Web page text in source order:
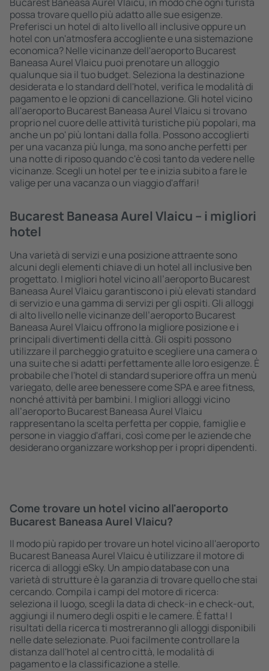
possa trovare quello più adatto alle sue esigenze.
Preferisci un hotel di alto livello all inclusive oppure un
hotel con un'atmosfera accogliente e una sistemazione
economica? Nelle vicinanze dell'aeroporto Bucarest
Baneasa Aurel Vlaicu puoi prenotare un alloggio
qualunque sia il tuo budget. Seleziona la destinazione
desiderata e lo standard dell'hotel, verifica le modalità di
pagamento e le opzioni di cancellazione. Gli hotel vicino
all'aeroporto Bucarest Baneasa Aurel Vlaicu si trovano
proprio nel cuore delle attività turistiche più popolari, ma
anche un po' più lontani dalla folla. Possono accoglierti
per una vacanza più lunga, ma sono anche perfetti per
una notte di riposo quando c'è così tanto da vedere nelle
vicinanze. Scegli un hotel per te e inizia subito a fare le
valige per una vacanza o un viaggio d'affari!
Bucarest Baneasa Aurel Vlaicu – i migliori
hotel
Una varietà di servizi e una posizione attraente sono
alcuni degli elementi chiave di un hotel all inclusive ben
progettato. I migliori hotel vicino all’aeroporto Bucarest
Baneasa Aurel Vlaicu garantiscono i più elevati standard
di servizio e una gamma di servizi per gli ospiti. Gli alloggi
di alto livello nelle vicinanze dell’aeroporto Bucarest
Baneasa Aurel Vlaicu offrono la migliore posizione e i
principali divertimenti della città. Gli ospiti possono
utilizzare il parcheggio gratuito e scegliere una camera o
una suite che si adatti perfettamente alle loro esigenze. È
probabile che l'hotel di standard superiore offra un menù
variegato, delle aree benessere come SPA e aree fitness,
nonché attività per bambini. I migliori alloggi vicino
all’aeroporto Bucarest Baneasa Aurel Vlaicu
rappresentano la scelta perfetta per coppie, famiglie e
persone in viaggio d'affari, così come per le aziende che
desiderano organizzare workshop per i propri dipendenti.
Come trovare un hotel vicino all'aeroporto
Bucarest Baneasa Aurel Vlaicu?
Il modo più rapido per trovare un hotel vicino all'aeroporto
Bucarest Baneasa Aurel Vlaicu è utilizzare il motore di
ricerca di alloggi eSky. Un ampio database con una
varietà di strutture è la garanzia di trovare quello che stai
cercando. Compila i campi del motore di ricerca:
seleziona il luogo, scegli la data di check-in e check-out,
aggiungi il numero degli ospiti e le camere. È fatta! I
risultati della ricerca ti mostreranno gli alloggi disponibili
nelle date selezionate. Puoi facilmente controllare la
distanza dall'hotel al centro città, le modalità di
pagamento e la classificazione a stelle.